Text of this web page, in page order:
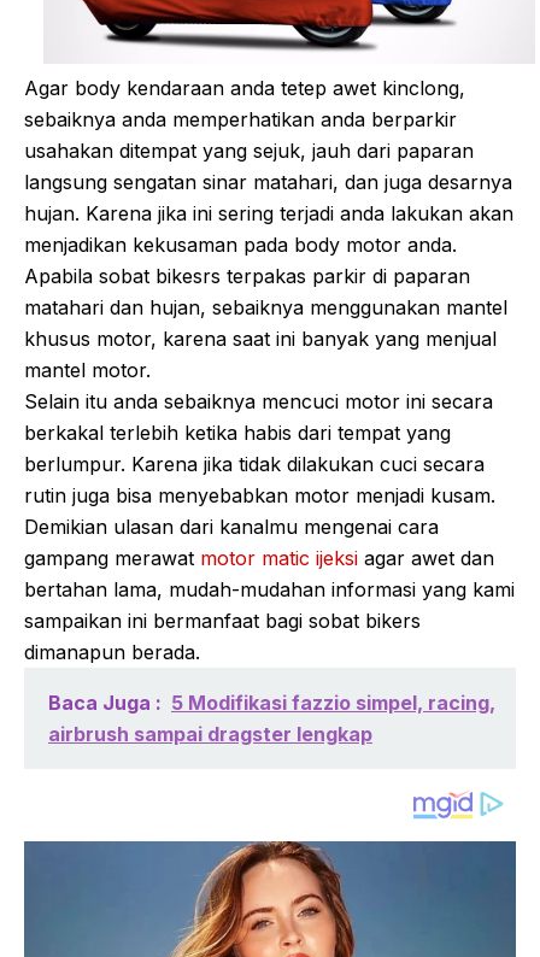
Agar body kendaraan anda tetep awet kinclong,
sebaiknya anda memperhatikan anda berparkir
usahakan ditempat yang sejuk, jauh dari paparan
langsung sengatan sinar matahari, dan juga desarnya
hujan. Karena jika ini sering terjadi anda lakukan akan
menjadikan kekusaman pada body motor anda.
Apabila sobat bikesrs terpakas parkir di paparan
matahari dan hujan, sebaiknya menggunakan mantel
khusus motor, karena saat ini banyak yang menjual
mantel motor.
Selain itu anda sebaiknya mencuci motor ini secara
berkakal terlebih ketika habis dari tempat yang
berlumpur. Karena jika tidak dilakukan cuci secara
rutin juga bisa menyebabkan motor menjadi kusam.
Demikian ulasan dari kanalmu mengenai cara
gampang merawat motor matic ijeksi agar awet dan
bertahan lama, mudah-mudahan informasi yang kami
sampaikan ini bermanfaat bagi sobat bikers
dimanapun berada.
Baca Juga : 5 Modifikasi fazzio simpel, racing,
airbrush sampai dragster lengkap